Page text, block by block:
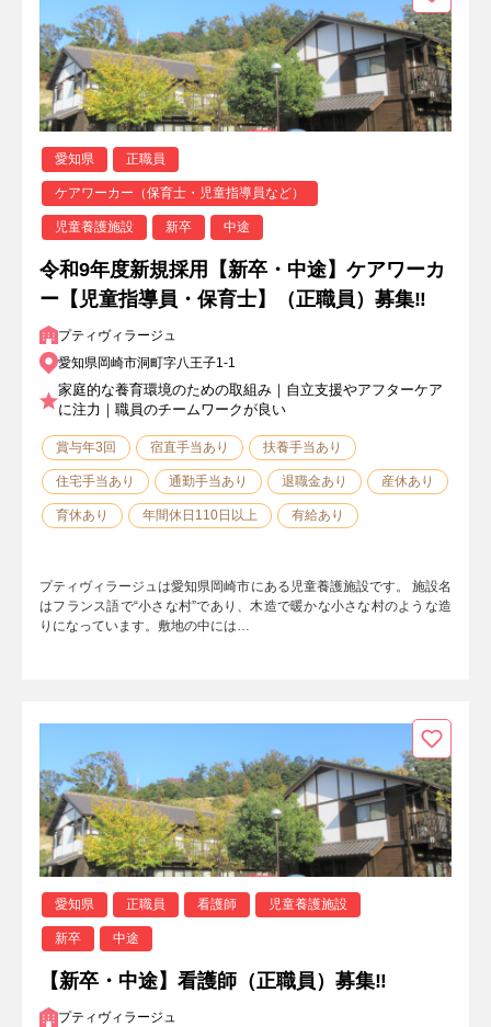
愛知県 正職員
ケアワーカー（保育士・児童指導員など）
児童養護施設 新卒 中途
令和9年度新規採用【新卒・中途】ケアワーカ
ー【児童指導員・保育士】（正職員）募集‼
プティヴィラージュ
愛知県岡崎市洞町字八王子1-1
家庭的な養育環境のための取組み｜自立支援やアフターケア
に注力｜職員のチームワークが良い
賞与年3回 宿直手当あり 扶養手当あり
住宅手当あり 通勤手当あり 退職金あり 産休あり
育休あり 年間休日110日以上 有給あり
プティヴィラージュは愛知県岡崎市にある児童養護施設です。 施設名
はフランス語で“小さな村”であり、木造で暖かな小さな村のような造
りになっています。敷地の中には…
愛知県 正職員 看護師 児童養護施設
新卒 中途
【新卒・中途】看護師（正職員）募集‼
プティヴィラージュ